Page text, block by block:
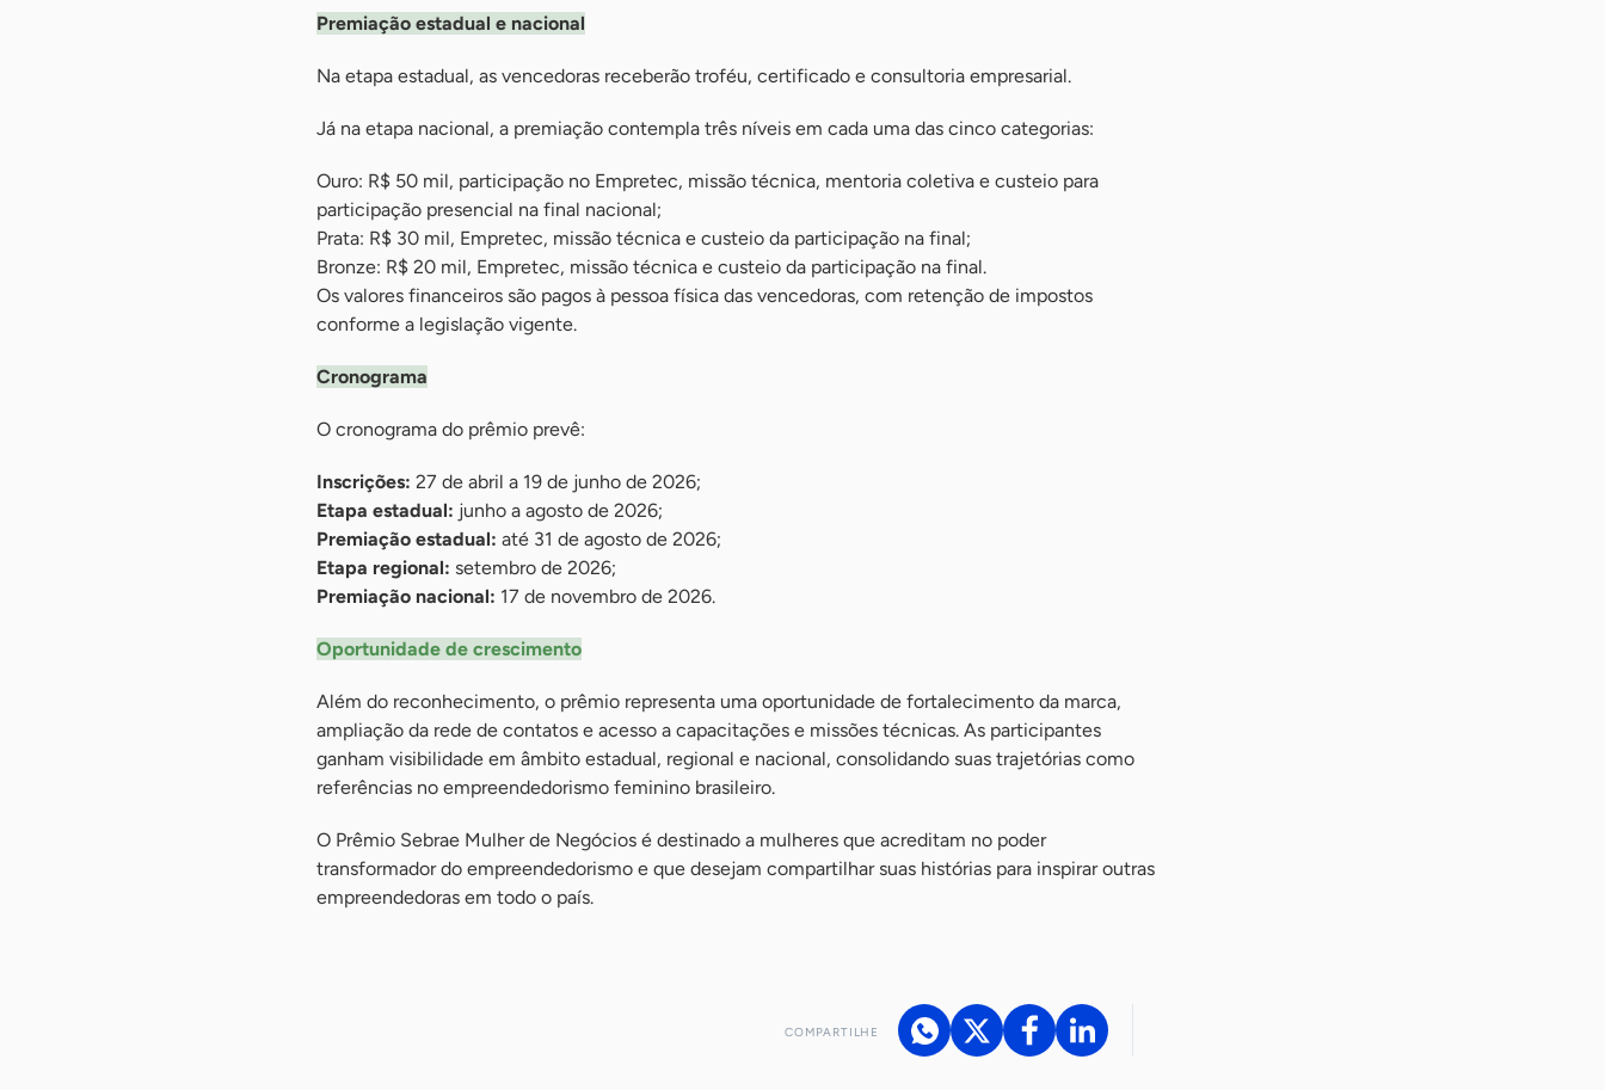
Premiação estadual e nacional
Na etapa estadual, as vencedoras receberão troféu, certificado e consultoria empresarial.
Já na etapa nacional, a premiação contempla três níveis em cada uma das cinco categorias:
Ouro: R$ 50 mil, participação no Empretec, missão técnica, mentoria coletiva e custeio para
participação presencial na final nacional;
Prata: R$ 30 mil, Empretec, missão técnica e custeio da participação na final;
Bronze: R$ 20 mil, Empretec, missão técnica e custeio da participação na final.
Os valores financeiros são pagos à pessoa física das vencedoras, com retenção de impostos
conforme a legislação vigente.
Cronograma
O cronograma do prêmio prevê:
Inscrições: 27 de abril a 19 de junho de 2026;
Etapa estadual: junho a agosto de 2026;
Premiação estadual: até 31 de agosto de 2026;
Etapa regional: setembro de 2026;
Premiação nacional: 17 de novembro de 2026.
Oportunidade de crescimento
Além do reconhecimento, o prêmio representa uma oportunidade de fortalecimento da marca,
ampliação da rede de contatos e acesso a capacitações e missões técnicas. As participantes
ganham visibilidade em âmbito estadual, regional e nacional, consolidando suas trajetórias como
referências no empreendedorismo feminino brasileiro.
O Prêmio Sebrae Mulher de Negócios é destinado a mulheres que acreditam no poder
transformador do empreendedorismo e que desejam compartilhar suas histórias para inspirar outras
empreendedoras em todo o país.
COMPARTILHE